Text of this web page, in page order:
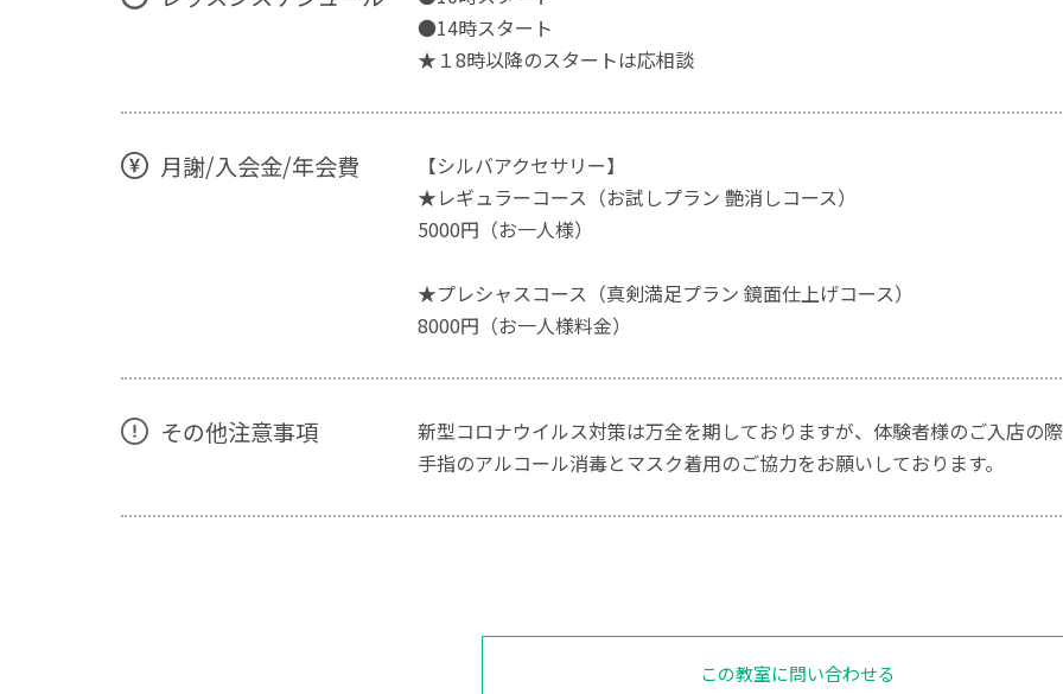
●14時スタート
★１8時以降のスタートは応相談
月謝/入会金/年会費
【シルバアクセサリー】
★レギュラーコース（お試しプラン 艶消しコース）
5000円（お一人様）
★プレシャスコース（真剣満足プラン 鏡面仕上げコース）
8000円（お一人様料金）
その他注意事項
新型コロナウイルス対策は万全を期しておりますが、体験者様のご入店の
手指のアルコール消毒とマスク着用のご協力をお願いしております。
この教室に問い合わせる